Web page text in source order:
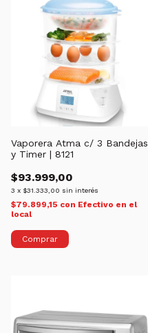
Vaporera Atma c/ 3 Bandejas
y Timer | 8121
$93.999,00
3 x $31.333,00 sin interés
$79.899,15 con Efectivo en el
local